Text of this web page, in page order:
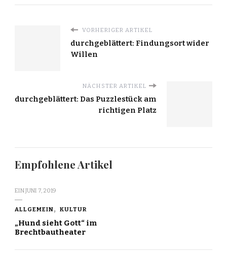
VORHERIGER ARTIKEL
durchgeblättert: Findungsort wider
Willen
NÄCHSTER ARTIKEL
durchgeblättert: Das Puzzlestück am
richtigen Platz
Empfohlene Artikel
EINJUNI 7, 2019
ALLGEMEIN KULTUR
„Hund sieht Gott“ im
Brechtbautheater